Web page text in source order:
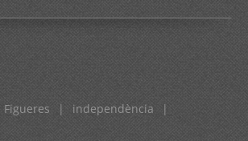
Figueres | independència
|